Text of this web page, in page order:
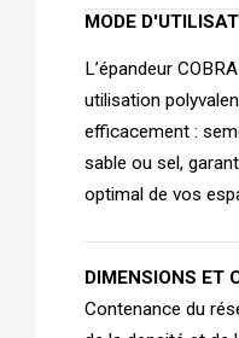
MODE
L’épandeur
utilisation
efficacement :
sable ou sel,
optimal de vos
DIMENSIONS ET
Contenance du